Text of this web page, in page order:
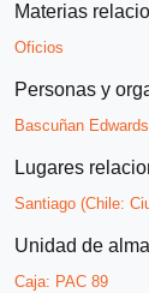
Materias
Oficios
Personas y
Bascuñan
Lugares
Santiago (Chile:
Unidad de
Caja: PAC 89